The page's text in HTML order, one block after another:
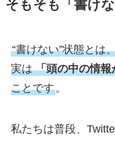
そもそも「書け
“書けない”状態とは
実は「頭の中の情
ことです。
私たちは普段、